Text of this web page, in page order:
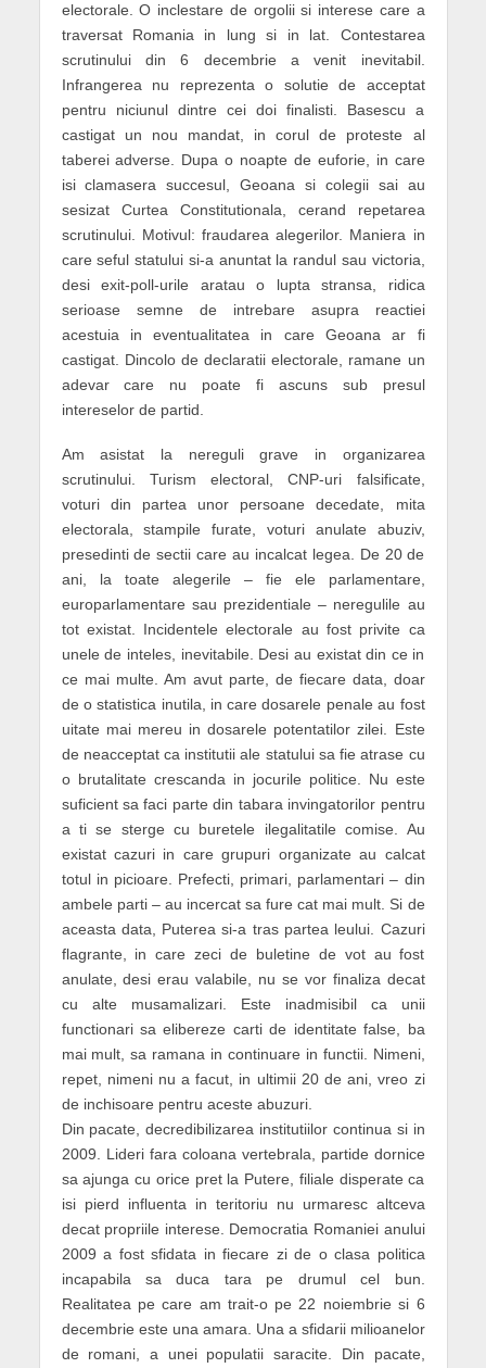
electorale. O inclestare de orgolii si interese care a
traversat Romania in lung si in lat. Contestarea
scrutinului din 6 decembrie a venit inevitabil.
Infrangerea nu reprezenta o solutie de acceptat
pentru niciunul dintre cei doi finalisti. Basescu a
castigat un nou mandat, in corul de proteste al
taberei adverse. Dupa o noapte de euforie, in care
isi clamasera succesul, Geoana si colegii sai au
sesizat Curtea Constitutionala, cerand repetarea
scrutinului. Motivul: fraudarea alegerilor. Maniera in
care seful statului si-a anuntat la randul sau victoria,
desi exit-poll-urile aratau o lupta stransa, ridica
serioase semne de intrebare asupra reactiei
acestuia in eventualitatea in care Geoana ar fi
castigat. Dincolo de declaratii electorale, ramane un
adevar care nu poate fi ascuns sub presul
intereselor de partid.
Am asistat la nereguli grave in organizarea
scrutinului. Turism electoral, CNP-uri falsificate,
voturi din partea unor persoane decedate, mita
electorala, stampile furate, voturi anulate abuziv,
presedinti de sectii care au incalcat legea. De 20 de
ani, la toate alegerile – fie ele parlamentare,
europarlamentare sau prezidentiale – neregulile au
tot existat. Incidentele electorale au fost privite ca
unele de inteles, inevitabile. Desi au existat din ce in
ce mai multe. Am avut parte, de fiecare data, doar
de o statistica inutila, in care dosarele penale au fost
uitate mai mereu in dosarele potentatilor zilei. Este
de neacceptat ca institutii ale statului sa fie atrase cu
o brutalitate crescanda in jocurile politice. Nu este
suficient sa faci parte din tabara invingatorilor pentru
a ti se sterge cu buretele ilegalitatile comise. Au
existat cazuri in care grupuri organizate au calcat
totul in picioare. Prefecti, primari, parlamentari – din
ambele parti – au incercat sa fure cat mai mult. Si de
aceasta data, Puterea si-a tras partea leului. Cazuri
flagrante, in care zeci de buletine de vot au fost
anulate, desi erau valabile, nu se vor finaliza decat
cu alte musamalizari. Este inadmisibil ca unii
functionari sa elibereze carti de identitate false, ba
mai mult, sa ramana in continuare in functii. Nimeni,
repet, nimeni nu a facut, in ultimii 20 de ani, vreo zi
de inchisoare pentru aceste abuzuri.
Din pacate, decredibilizarea institutiilor continua si in
2009. Lideri fara coloana vertebrala, partide dornice
sa ajunga cu orice pret la Putere, filiale disperate ca
isi pierd influenta in teritoriu nu urmaresc altceva
decat propriile interese. Democratia Romaniei anului
2009 a fost sfidata in fiecare zi de o clasa politica
incapabila sa duca tara pe drumul cel bun.
Realitatea pe care am trait-o pe 22 noiembrie si 6
decembrie este una amara. Una a sfidarii milioanelor
de romani, a unei populatii saracite. Din pacate,